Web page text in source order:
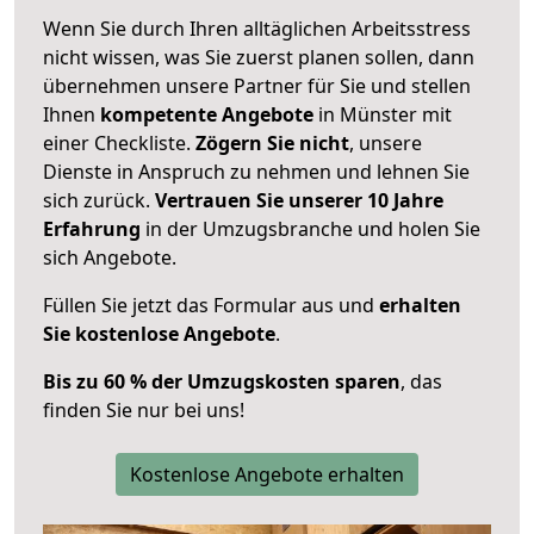
Wenn Sie durch Ihren alltäglichen Arbeitsstress
nicht wissen, was Sie zuerst planen sollen, dann
übernehmen unsere Partner für Sie und stellen
Ihnen kompetente Angebote in Münster mit
einer Checkliste. Zögern Sie nicht, unsere
Dienste in Anspruch zu nehmen und lehnen Sie
sich zurück. Vertrauen Sie unserer 10 Jahre
Erfahrung in der Umzugsbranche und holen Sie
sich Angebote.
Füllen Sie jetzt das Formular aus und erhalten
Sie kostenlose Angebote.
Bis zu 60 % der Umzugskosten sparen, das
finden Sie nur bei uns!
Kostenlose Angebote erhalten